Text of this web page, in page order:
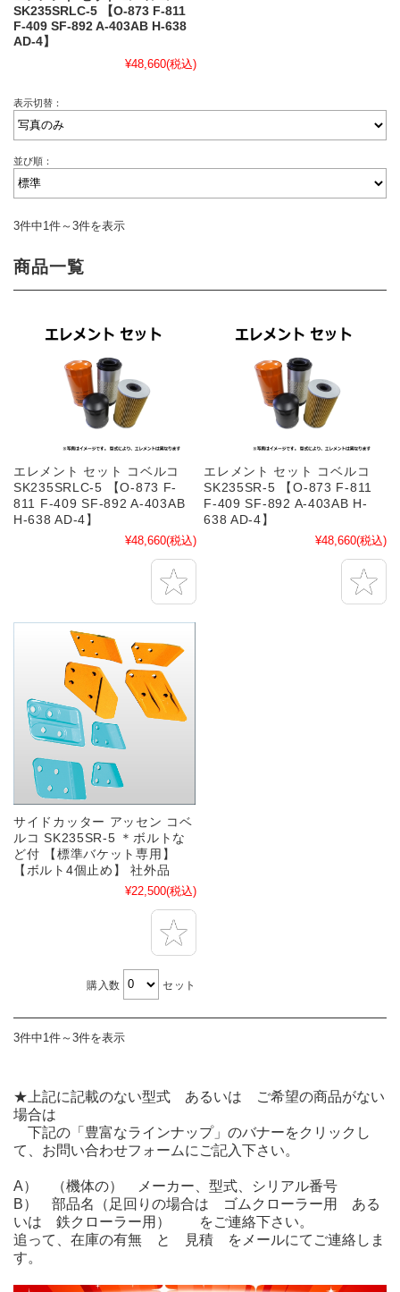
SK235SRLC-5 【O-873 F-811
F-409 SF-892 A-403AB H-638
AD-4】
¥48,660(税込)
表示切替：
並び順：
3件中1件～3件を表示
商品一覧
エレメント セット コベルコ
SK235SRLC-5 【O-873 F-
811 F-409 SF-892 A-403AB
H-638 AD-4】
¥48,660(税込)
エレメント セット コベルコ
SK235SR-5 【O-873 F-811
F-409 SF-892 A-403AB H-
638 AD-4】
¥48,660(税込)
サイドカッター アッセン コベ
ルコ SK235SR-5 ＊ボルトな
ど付 【標準バケット専用】
【ボルト4個止め】 社外品
¥22,500(税込)
購入数 セット
3件中1件～3件を表示
★上記に記載のない型式 あるいは ご希望の商品がない
場合は
下記の「豊富なラインナップ」のバナーをクリックし
て、お問い合わせフォームにご記入下さい。
A） （機体の） メーカー、型式、シリアル番号
B） 部品名（足回りの場合は ゴムクローラー用 ある
いは 鉄クローラー用） をご連絡下さい。
追って、在庫の有無 と 見積 をメールにてご連絡しま
す。